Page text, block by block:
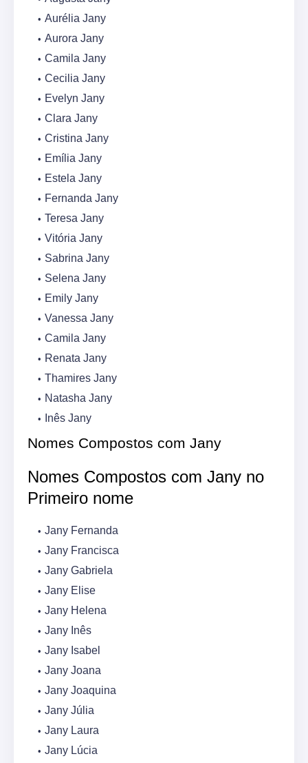
Aurélia Jany
Aurora Jany
Camila Jany
Cecilia Jany
Evelyn Jany
Clara Jany
Cristina Jany
Emília Jany
Estela Jany
Fernanda Jany
Teresa Jany
Vitória Jany
Sabrina Jany
Selena Jany
Emily Jany
Vanessa Jany
Camila Jany
Renata Jany
Thamires Jany
Natasha Jany
Inês Jany
Nomes Compostos com Jany
Nomes Compostos com Jany no
Primeiro nome
Jany Fernanda
Jany Francisca
Jany Gabriela
Jany Elise
Jany Helena
Jany Inês
Jany Isabel
Jany Joana
Jany Joaquina
Jany Júlia
Jany Laura
Jany Lúcia